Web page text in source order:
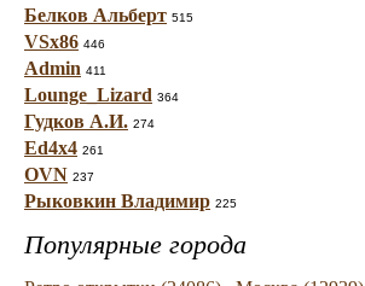
Белков Альберт 515
VSx86 446
Admin 411
Lounge_Lizard 364
Гудков А.И. 274
Ed4x4 261
OVN 237
Рыковкин Владимир 225
Популярные города